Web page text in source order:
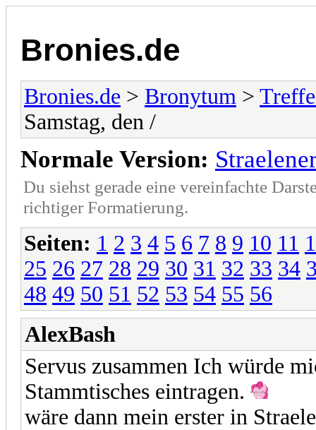
Bronies.de
Bronies.de > Bronytum >
Samstag, den /
Normale Version:
Du siehst gerade eine vereinfachte
richtiger Formatierung.
Seiten: 1 2 3 4 5 6 7 8 9 10 11
25 26 27 28 29 30 31 32 33 34
48 49 50 51 52 53 54 55 56
AlexBash
Servus zusammen Ich würde
Stammtisches eintragen.
wäre dann mein erster in